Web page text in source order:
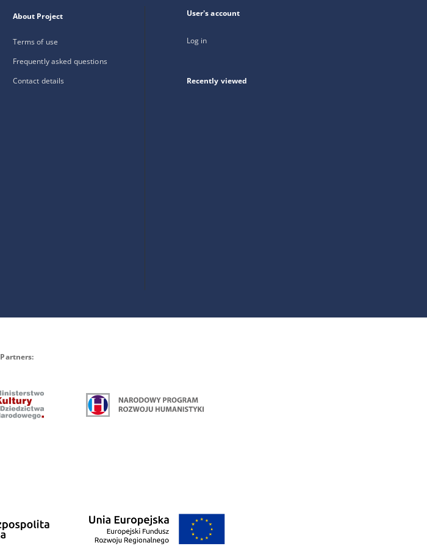
About Project
Terms of use
Frequently asked questions
Contact details
User's account
Log in
Recently viewed
Partners: